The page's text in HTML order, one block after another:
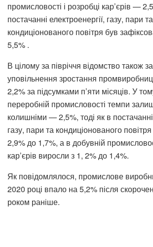
промисловості і розробці кар’єрів —
постачанні електроенергії, газу, пари та
кондиціонованого повітря був
5,5% .
В цілому за півріччя відомство також
уповільнення зростання
2,2% за підсумками п’яти місяців. У
переробній промисловості темпи
колишніми — 2,5%, тоді як в постачанні
газу, пари та кондиціонованого
2,9% до 1,7%, а в добувній
кар’єрів виросли з 1, 2% до 1,4%.
Як повідомлялося, промислове
2020 році впало на 5,2% після
роком раніше.